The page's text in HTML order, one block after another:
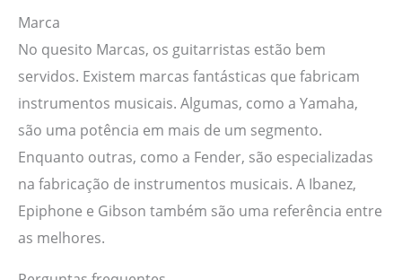
Marca
No quesito Marcas, os guitarristas estão bem
servidos. Existem marcas fantásticas que fabricam
instrumentos musicais. Algumas, como a Yamaha,
são uma potência em mais de um segmento.
Enquanto outras, como a Fender, são especializadas
na fabricação de instrumentos musicais. A Ibanez,
Epiphone e Gibson também são uma referência entre
as melhores.